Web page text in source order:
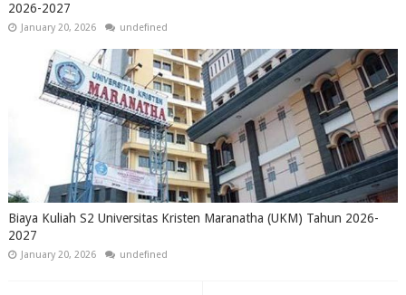
2026-2027
January 20, 2026 undefined
Biaya Kuliah S2 Universitas Kristen Maranatha (UKM) Tahun 2026-
2027
January 20, 2026 undefined